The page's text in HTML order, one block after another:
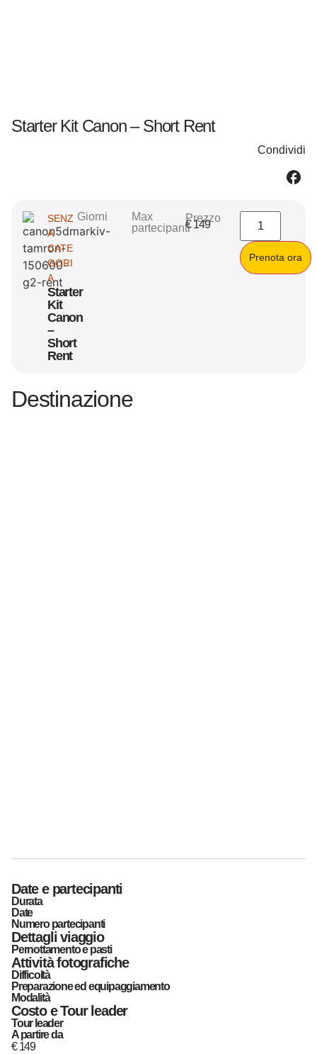
Starter Kit Canon – Short Rent
Condividi
SENZ
A
CATE
GORI
A
Starter
Kit
Canon
–
Short
Rent
Giorni
Max
partecipanti
Prezzo
€149
Prenota ora
Destinazione
Date e partecipanti
Durata
Date
Numero partecipanti
Dettagli viaggio
Pernottamento e pasti
Attività fotografiche
Difficoltà
Preparazione ed equipaggiamento
Modalità
Costo e Tour leader
Tour leader
A partire da
€149